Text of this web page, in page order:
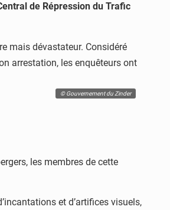
de Répression du Trafic
mais dévastateur. Considéré
arrestation, les enquêteurs ont
© Gouvernement du Zinder
les membres de cette
et d’artifices visuels,